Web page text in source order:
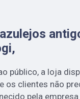
público, a loja
os clientes não
pela